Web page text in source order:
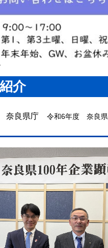
ット
査
れ
売
れと実績
流れ
介
奈良県庁 令和6年度 奈良県